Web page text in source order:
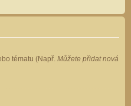
tématu (Např. Můžete přidat nová